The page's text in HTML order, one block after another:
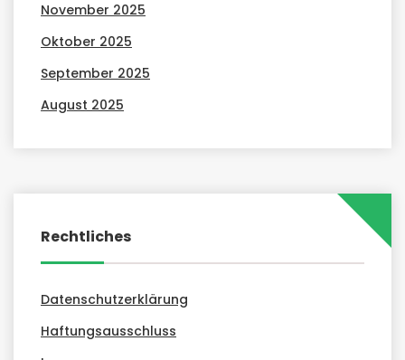
November 2025
Oktober 2025
September 2025
August 2025
Rechtliches
Datenschutzerklärung
Haftungsausschluss